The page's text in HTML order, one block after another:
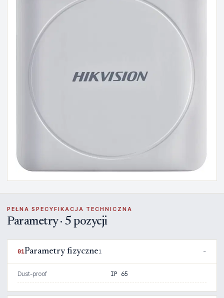
PEŁNA SPECYFIKACJA TECHNICZNA
Parametry · 5 pozycji
01Parametry fizyczne1
Dust-proof IP 65